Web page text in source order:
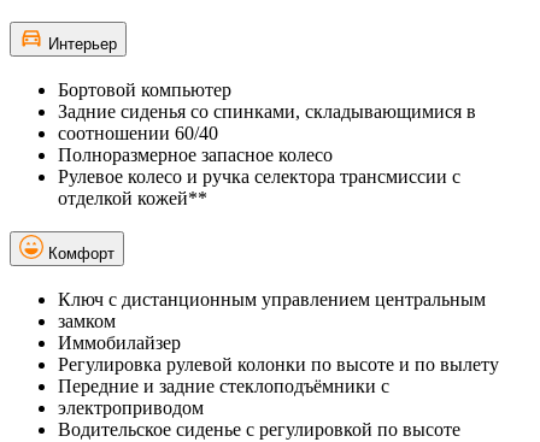
Интерьер
Бортовой компьютер
Задние сиденья со спинками, складывающимися в
соотношении 60/40
Полноразмерное запасное колесо
Рулевое колесо и ручка селектора трансмиссии с
отделкой кожей**
Комфорт
Ключ с дистанционным управлением центральным
замком
Иммобилайзер
Регулировка рулевой колонки по высоте и по вылету
Передние и задние стеклоподъёмники с
электроприводом
Водительское сиденье с регулировкой по высоте